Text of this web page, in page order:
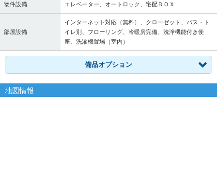
物件設備 エレベーター、オートロック、宅配ＢＯＸ
部屋設備
インターネット対応（無料）、クローゼット、バス・ト
イレ別、フローリング、冷暖房完備、洗浄機能付き便
座、洗濯機置場（室内）
備品オプション
地図情報